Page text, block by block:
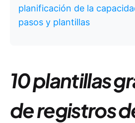
planificación de la
pasos y plantillas
10 plantillas
de registros